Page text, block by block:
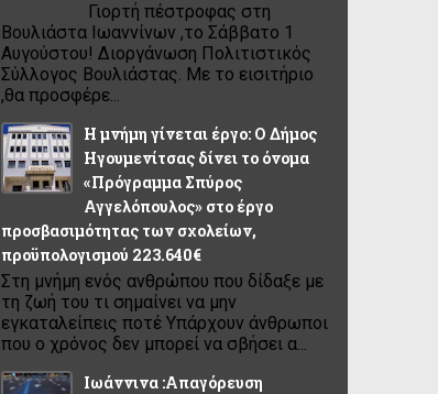
Γιορτή πέστροφας στη
Βουλιάστα Ιωαννίνων ,το Σάββατο 1
Αυγούστου! Διοργάνωση Πολιτιστικός
Σύλλογος Βουλιάστας. Με το εισιτήριο
,θα προσφέρε...
Η μνήμη γίνεται έργο: Ο Δήμος
Ηγουμενίτσας δίνει το όνομα
«Πρόγραμμα Σπύρος
Αγγελόπουλος» στο έργο
προσβασιμότητας των σχολείων,
προϋπολογισμού 223.640€
Στη μνήμη ενός ανθρώπου που δίδαξε με
τη ζωή του τι σημαίνει να μην
εγκαταλείπεις ποτέ Υπάρχουν άνθρωποι
που ο χρόνος δεν μπορεί να σβήσει α...
Ιωάννινα :Απαγόρευση